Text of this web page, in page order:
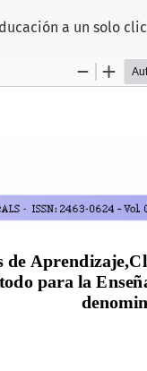
a un solo clic